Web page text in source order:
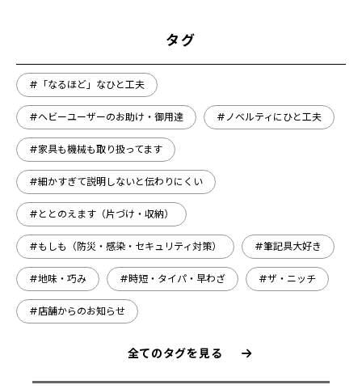
タグ
#「なるほど」なひと工夫
#ヘビーユーザーのお助け・御用達 #ノベルティにひと工夫
#家具も機械も取り扱ってます
#細かすぎて説明しないと伝わりにくい
#ととのえます（片づけ・収納）
#もしも（防災・感染・セキュリティ対策） #筆記具大好き
#地味・巧み #時短・タイパ・早わざ #ザ・ニッチ
#店舗からのお知らせ
全てのタグを見る